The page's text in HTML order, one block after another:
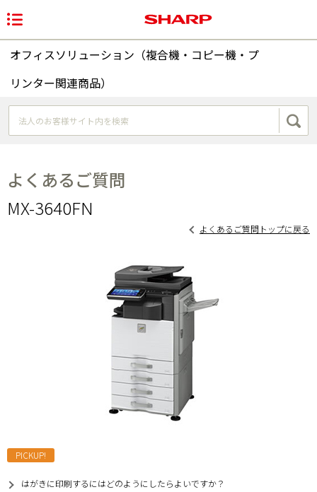
オフィスソリューション（複合機・コピー機・プ
リンター関連商品）
よくあるご質問
MX-3640FN
よくあるご質問トップに戻る
PICKUP!
はがきに印刷するにはどのようにしたらよいですか？